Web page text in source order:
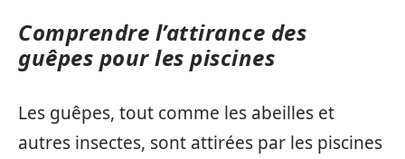
Comprendre l’attirance des
guêpes pour les piscines
Les guêpes, tout comme les abeilles et
autres insectes, sont attirées par les piscines